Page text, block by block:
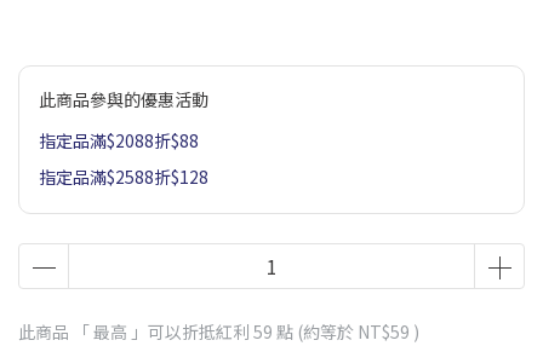
此商品參與的優惠活動
指定品滿$2088折$88
指定品滿$2588折$128
此商品 「 最高 」可以折抵紅利 59 點 (約等於 NT$59 )